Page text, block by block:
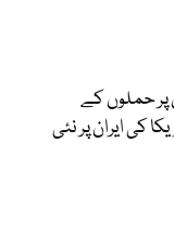
پر حملوں کے
کی ایران پر نئی